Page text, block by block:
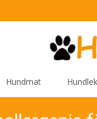
Hundmat